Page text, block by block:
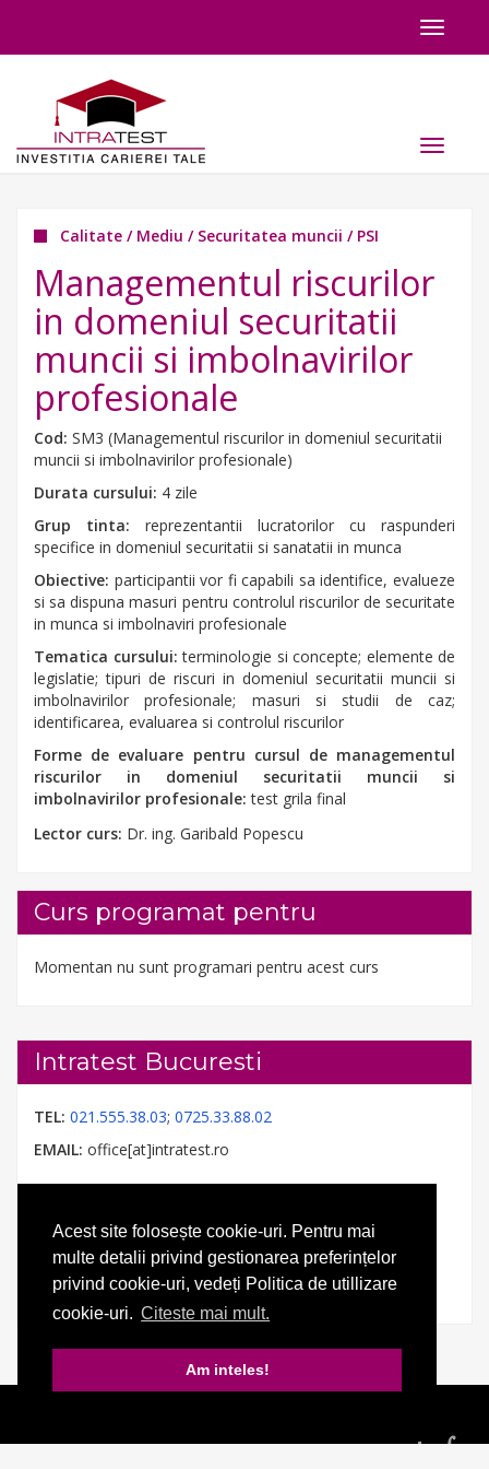
Acest site folosește cookie-uri. Pentru mai
multe detalii privind gestionarea preferințelor
privind cookie-uri, vedeți Politica de utillizare
cookie-uri. Citeste mai mult.
Am inteles!
Toggle
Toggle
Calitate / Mediu / Securitatea muncii / PSI
Managementul riscurilor
in domeniul securitatii
muncii si imbolnavirilor
profesionale
Cod: SM3 (Managementul riscurilor in domeniul securitatii
muncii si imbolnavirilor profesionale)
Durata cursului: 4 zile
Grup tinta: reprezentantii lucratorilor cu raspunderi
specifice in domeniul securitatii si sanatatii in munca
Obiective: participantii vor fi capabili sa identifice, evalueze
si sa dispuna masuri pentru controlul riscurilor de securitate
in munca si imbolnaviri profesionale
Tematica cursului:terminologie si concepte; elemente de
legislatie; tipuri de riscuri in domeniul securitatii muncii si
imbolnavirilor profesionale; masuri si studii de caz;
identificarea, evaluarea si controlul riscurilor
Forme de evaluare pentru cursul de managementul
riscurilor in domeniul securitatii muncii si
imbolnavirilor profesionale:test grila final
Lector curs: Dr. ing. Garibald Popescu
Curs programat pentru
Momentan nu sunt programari pentru acest curs
Intratest Bucuresti
TEL: 021.555.38.03; 0725.33.88.02
EMAIL: office[at]intratest.ro